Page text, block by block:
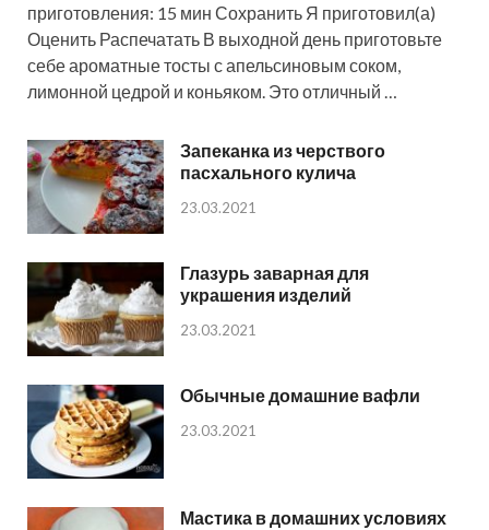
приготовления: 15 мин Сохранить Я приготовил(а)
Оценить Распечатать В выходной день приготовьте
себе ароматные тосты с апельсиновым соком,
лимонной цедрой и коньяком. Это отличный …
Запеканка из черствого
пасхального кулича
23.03.2021
Глазурь заварная для
украшения изделий
23.03.2021
Обычные домашние вафли
23.03.2021
Мастика в домашних условиях